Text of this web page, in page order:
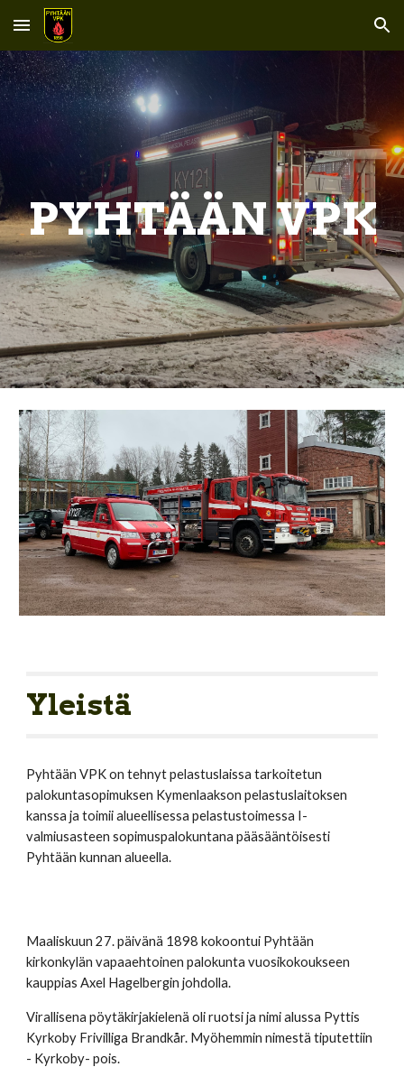
Skip to main content Skip to navigation
PYHTÄÄN VPK
Yleistä
Pyhtään VPK on tehnyt pelastuslaissa tarkoitetun
palokuntasopimuksen Kymenlaakson pelastuslaitoksen
valmiusasteen sopimuspalokuntana pääsääntöisesti
Pyhtään kunnan alueella.
Maaliskuun 27. päivänä 1898 kokoontui Pyhtään
kirkonkylän vapaaehtoinen palokunta vuosikokoukseen
kauppias Axel Hagelbergin johdolla.
Virallisena pöytäkirjakielenä oli ruotsi ja nimi alussa Pyttis
Kyrkoby Frivilliga Brandkår. Myöhemmin nimestä tiputettiin
- Kyrkoby- pois.